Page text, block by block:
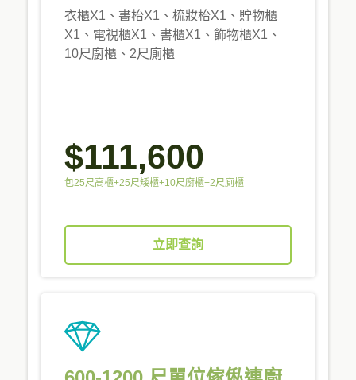
衣櫃X1、書枱X1、梳妝枱X1、貯物櫃
X1、電視櫃X1、書櫃X1、飾物櫃X1、
10尺廚櫃、2尺廁櫃
$111,600
包25尺高櫃+25尺矮櫃+10尺廚櫃+2尺廁櫃
立即查詢